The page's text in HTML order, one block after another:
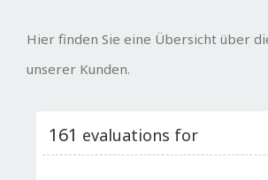
Hier finden Sie eine Übersicht über
unserer Kunden.
161 evaluations for